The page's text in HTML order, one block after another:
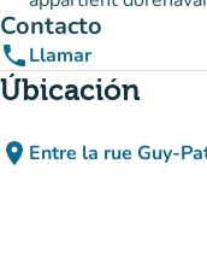
Contacto
phoneLlamar
Úbicación
place Entre la rue Guy-